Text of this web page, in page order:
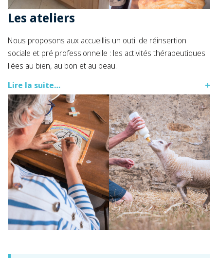
Les ateliers
Nous proposons aux accueillis un outil de réinsertion
sociale et pré professionnelle : les activités thérapeutiques
liées au bien, au bon et au beau.​
Lire la suite…